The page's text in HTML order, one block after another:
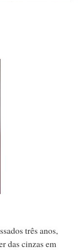
três anos,
das cinzas em